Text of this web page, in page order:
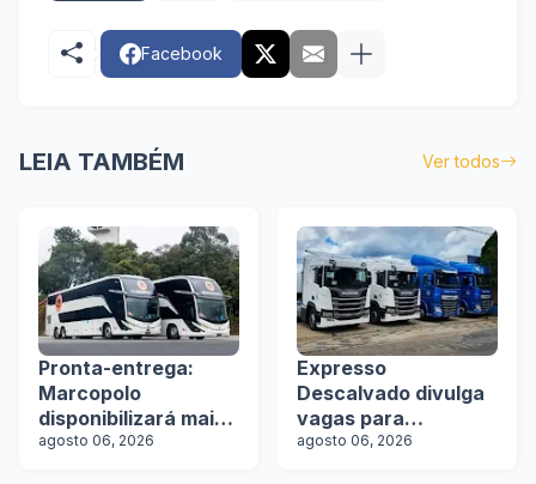
Facebook
LEIA TAMBÉM Ver todos
Pronta-entrega:
Marcopolo
disponibilizará mais
de 100 ônibus para
agosto 06, 2026
Expresso
Descalvado divulga
vagas para
motoristas
agosto 06, 2026